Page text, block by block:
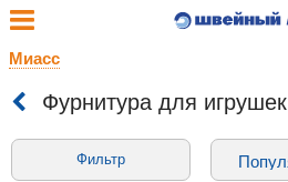
Миасс
Фурнитура для игрушек
Фильтр